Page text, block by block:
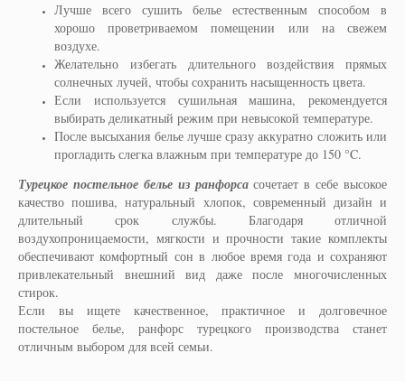
Лучше всего сушить белье естественным способом в
хорошо проветриваемом помещении или на свежем
воздухе.
Желательно избегать длительного воздействия прямых
солнечных лучей, чтобы сохранить насыщенность цвета.
Если используется сушильная машина, рекомендуется
выбирать деликатный режим при невысокой температуре.
После высыхания белье лучше сразу аккуратно сложить или
прогладить слегка влажным при температуре до 150 °C.
Турецкое постельное белье из ранфорсасочетает в себе высокое
качество пошива, натуральный хлопок, современный дизайн и
длительный срок службы. Благодаря отличной
воздухопроницаемости, мягкости и прочности такие комплекты
обеспечивают комфортный сон в любое время года и сохраняют
привлекательный внешний вид даже после многочисленных
стирок.
Если вы ищете качественное, практичное и долговечное
постельное белье, ранфорс турецкого производства станет
отличным выбором для всей семьи.